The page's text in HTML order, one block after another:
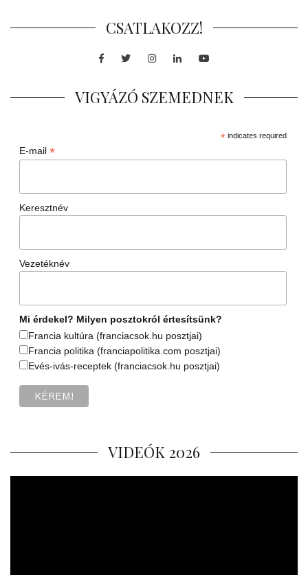
CSATLAKOZZ!
Facebook
TwitterInstagram
LinkedInYoutube
VIGYÁZÓ SZEMEDNEK
*indicates required
E-mail *
Keresztnév
Vezetéknév
Mi érdekel? Milyen posztokról értesítsünk?
Francia kultúra (franciacsok.hu posztjai)
Francia politika (franciapolitika.com posztjai)
Evés-ivás-receptek (franciacsok.hu posztjai)
VIDEÓK 2026